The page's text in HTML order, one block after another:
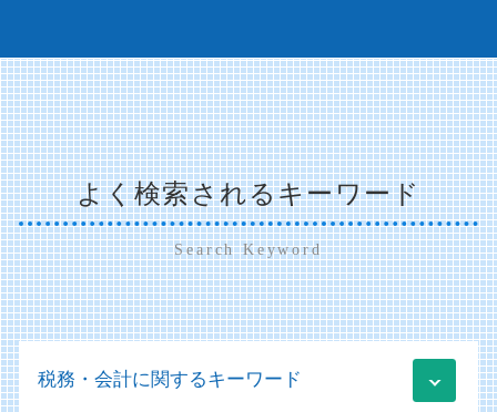
よく検索されるキーワード
Search Keyword
税務・会計に関するキーワード